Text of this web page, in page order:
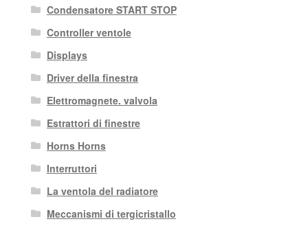
Condensatore START STOP
Controller ventole
Displays
Driver della finestra
Elettromagnete. valvola
Estrattori di finestre
Horns Horns
Interruttori
La ventola del radiatore
Meccanismi di tergicristallo